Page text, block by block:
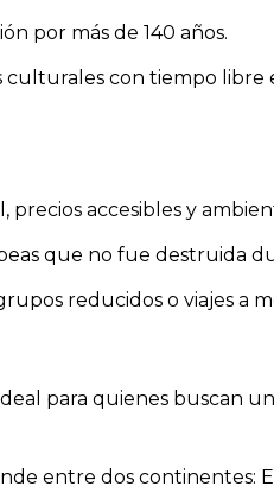
por más de 140 años.
con tiempo libre
accesibles y
que no fue destruida
reducidos o viajes a
para quienes buscan
entre dos continentes: